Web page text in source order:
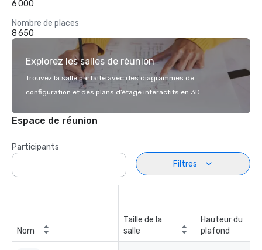
6 000
Nombre de places
8 650
Explorez les salles de réunion
Trouvez la salle parfaite avec des diagrammes de
configuration et des plans d’étage interactifs en 3D.
Espace de réunion
Participants
Filtres
Nom
Taille de la
salle
Hauteur du
plafond